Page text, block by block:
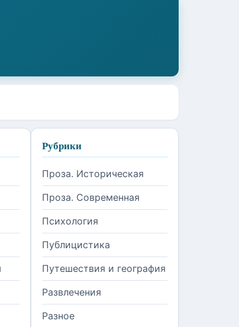
Рубрики
Проза. Историческая
Проза. Современная
Психология
Публицистика
Путешествия и география
Развлечения
Разное